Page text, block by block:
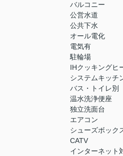
バルコニー
公営水道
公共下水
オール電化
電気有
駐輪場
IHクッキングヒ
システムキッチ
バス・トイレ別
温水洗浄便座
独立洗面台
エアコン
シューズボック
CATV
インターネット